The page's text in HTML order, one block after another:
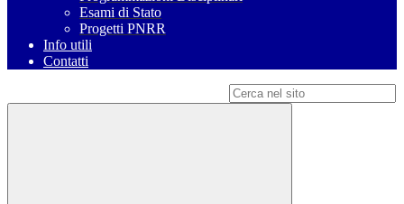
Esami di Stato
Progetti PNRR
Info utili
Contatti